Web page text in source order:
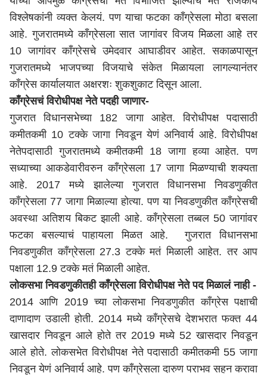
विश्लेषकांनी व्यक्त केलयं. पण याचा फटका काँग्रेसला मोठा बसला
आहे. गुजरातमध्ये काँग्रेसला सात जागांवर विजय मिळला आहे तर
10 जागांवर काँग्रेसचे उमेदवार आघाडीवर आहेत. सकाळपासून
गुजरातमध्ये भाजपच्या विजयाचे संकेत मिळायला लागल्यानंतर
काँग्रेस कार्यालयात अक्षरशः शुकशुकाट दिसून आला.
काँग्रेसचं विरोधीपक्ष नेते पदही जाणार-
गुजरात विधानसभेच्या 182 जागा आहेत. विरोधीपक्ष पदासाठी
कमीतकमी 10 टक्के जागा निवडून येणं अनिवार्य आहे. विरोधीपक्ष
नेतेपदासाठी गुजरातमध्ये कमीतकमी 18 जागा हव्या आहेत. पण
सध्याच्या आकडेवारीवरुन काँग्रेसला 17 जागा मिळण्याची शक्यता
आहे. 2017 मध्ये झालेल्या गुजरात विधानसभा निवडणुकीत
काँग्रेसला 77 जागा मिळाल्या होत्या. पण या निवडणुकीत काँग्रेसची
अवस्था अतिशय बिकट झाली आहे. काँग्रेसला तब्बल 50 जागांवर
फटका बसल्याचं पाहायला मिळत आहे. गुजरात विधानसभा
निवडणुकीत काँग्रेसला 27.3 टक्के मतं मिळाली आहेत. तर आप
पक्षाला 12.9 टक्के मतं मिळाली आहेत.
लोकसभा निवडणुकीतही काँग्रेसला विरोधीपक्ष नेते पद मिळालं नाही -
2014 आणि 2019 च्या लोकसभा निवडणुकीत काँग्रेस पक्षाची
दाणादाण उडाली होती. 2014 मध्ये काँग्रेसचे देशभरात फक्त 44
खासदार निवडून आले होते तर 2019 मध्ये 52 खासदार निवडून
आले होते. लोकसभेत विरोधीपक्ष नेते पदासाठी कमीतकमी 55 जागा
निवडून येणं अनिवार्य आहे. पण काँग्रेसला दारुण पराभव सहन करावा